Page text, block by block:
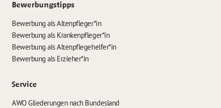
Bewerbungstipps
Bewerbung als Altenpfleger*in
Bewerbung als Krankenpfleger*in
Bewerbung als Altenpflegehelfer*in
Bewerbung als Erzieher*in
Service
AWO Gliederungen nach Bundesland